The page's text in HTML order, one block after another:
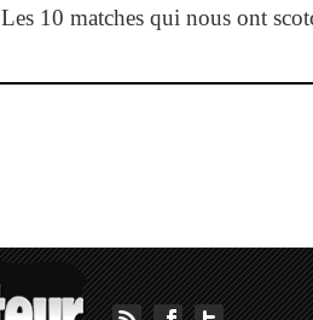
Les 10 matches qui nous ont